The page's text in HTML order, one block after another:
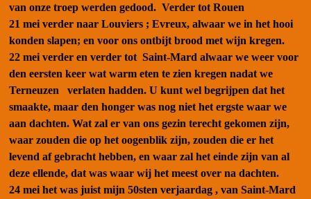
van onze troep werden gedood. Verder tot Rouen
21 mei verder naar Louviers ; Evreux, alwaar we in het hooi
konden slapen; en voor ons ontbijt brood met wijn kregen.
22 mei verder en verder tot Saint-Mard alwaar we weer voor
den eersten keer wat warm eten te zien kregen nadat we
Terneuzen verlaten hadden. U kunt wel begrijpen dat het
smaakte, maar den honger was nog niet het ergste waar we
aan dachten. Wat zal er van ons gezin terecht gekomen zijn,
waar zouden die op het oogenblik zijn, zouden die er het
levend af gebracht hebben, en waar zal het einde zijn van al
deze ellende, dat was waar wij het meest over na dachten.
24 mei het was juist mijn 50sten verjaardag , van Saint-Mard